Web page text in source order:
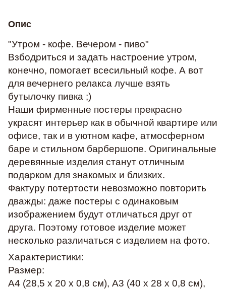
Опис
"Утром - кофе. Вечером - пиво"
Взбодриться и задать настроение утром,
конечно, помогает всесильный кофе. А вот
для вечернего релакса лучше взять
бутылочку пивка ;)
Наши фирменные постеры прекрасно
украсят интерьер как в обычной квартире или
офисе, так и в уютном кафе, атмосферном
баре и стильном барбершопе. Оригинальные
деревянные изделия станут отличным
подарком для знакомых и близких.
Фактуру потертости невозможно повторить
дважды: даже постеры с одинаковым
изображением будут отличаться друг от
друга. Поэтому готовое изделие может
несколько различаться с изделием на фото.
Характеристики:
Размер:
А4 (28,5 х 20 х 0,8 см), А3 (40 х 28 х 0,8 см),